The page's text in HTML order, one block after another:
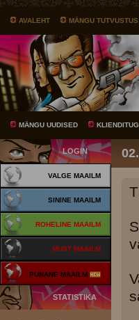
AVALEHT MÄNGU TUTVUSTUS
MÄNGU UUDISED
LOGIN
VALGE MAAILM
SININE MAAILM
ROHELINE MAAILM
MUST MAAILM
PUNANE MAAILM
STATISTIKA